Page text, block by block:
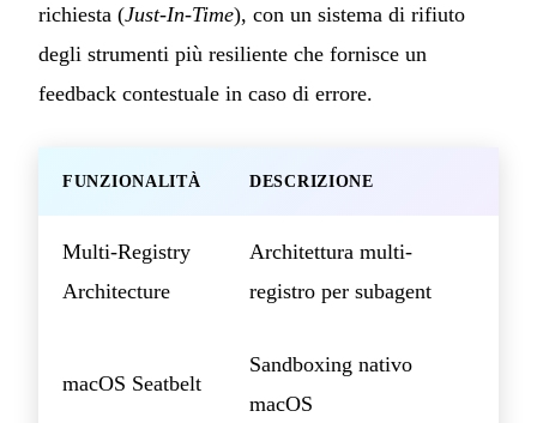
richiesta (Just-In-Time), con un sistema di rifiuto
degli strumenti più resiliente che fornisce un
feedback contestuale in caso di errore.
FUNZIONALITÀ DESCRIZIONE
Multi-Registry
Architecture
Architettura multi-
registro per subagent
macOS Seatbelt
Sandboxing nativo
macOS